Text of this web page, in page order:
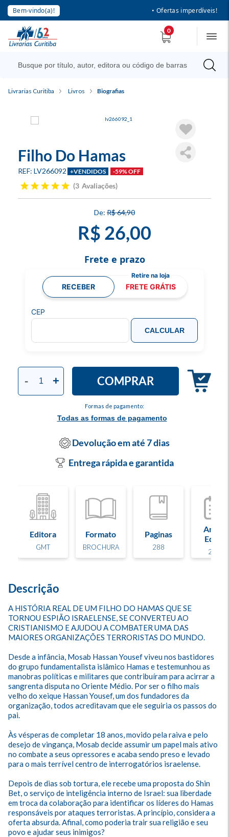
Bem-vindo(a)! • Ofertas imperdíveis!
0
Livrarias Curitiba Livros Biografias
Filho Do Hamas
LV266092 +VENDIDOS -59% OFF
3 Avaliações
R$ 64,90
R$ 26,00
Formas de pagamento:
Todas as formas de pagamento
- + COMPRAR
Frete e prazo
RECEBER FRETE GRÁTIS
CEP
CALCULAR
Devolução em até 7 dias
Entrega rápida e garantida
Editora
GMT
Formato
BROCHURA
Paginas
288
Ano de
Edição
2010
Descrição
A HISTÓRIA REAL DE UM FILHO DO HAMAS QUE SE
TORNOU ESPIÃO ISRAELENSE, SE CONVERTEU AO
CRISTIANISMO E AJUDOU A COMBATER UMA DAS
MAIORES ORGANIZAÇÕES TERRORISTAS DO MUNDO.
Desde a infância, Mosab Hassan Yousef viveu nos bastidores
do grupo fundamentalista islâmico Hamas e testemunhou as
manobras políticas e militares que contribuíram para acirrar a
sangrenta disputa no Oriente Médio. Por ser o filho mais
velho do xeique Hassan Yousef, um dos fundadores da
organização, todos acreditavam que ele seguiria os passos do
pai.
Às vésperas de completar 18 anos, movido pela raiva e pelo
desejo de vingança, Mosab decide assumir um papel mais ativo
no combate a seus opressores e acaba sendo preso e levado
para o mais terrível centro de interrogatórios israelense.
Depois de dias sob tortura, ele recebe uma proposta do Shin
Bet, o serviço de inteligência interno de Israel: sua liberdade
em troca da colaboração para identificar os líderes do Hamas
responsáveis por ataques terroristas. A princípio, considera a
oferta absurda. Afinal, como poderia trair sua religião e seu
povo e ajudar seus inimigos?